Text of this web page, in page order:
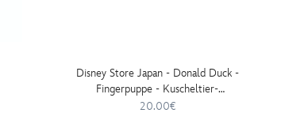
Disney Store Japan - Donald Duck -
Fingerpuppe - Kuscheltier-
Schlüsselanhänger - 15 cm
20.00€